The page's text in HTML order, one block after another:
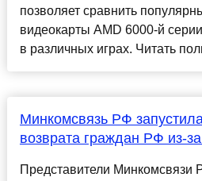
позволяет сравнить
видеокарты AMD 6000-й
в различных играх. Читать
Минкомсвязь РФ
возврата граждан РФ из-
Представители Минкомсвязи